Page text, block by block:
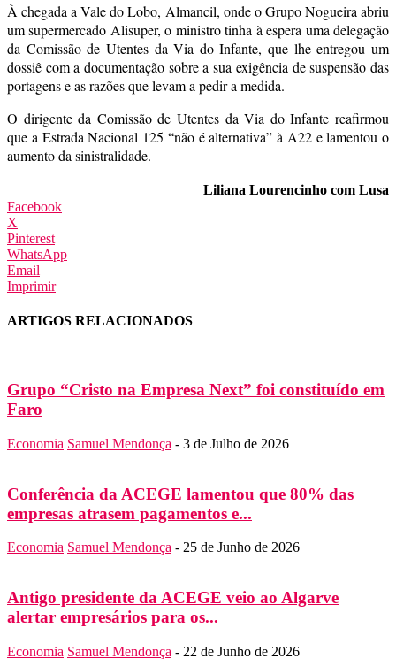
À chegada a Vale do Lobo, Almancil, onde o Grupo Nogueira abriu
um supermercado Alisuper, o ministro tinha à espera uma delegação
da Comissão de Utentes da Via do Infante, que lhe entregou um
dossiê com a documentação sobre a sua exigência de suspensão das
portagens e as razões que levam a pedir a medida.
O dirigente da Comissão de Utentes da Via do Infante reafirmou
que a Estrada Nacional 125 “não é alternativa” à A22 e lamentou o
aumento da sinistralidade.
Liliana Lourencinho com Lusa
Facebook
X
Pinterest
WhatsApp
Email
Imprimir
ARTIGOS RELACIONADOS
Grupo “Cristo na Empresa Next” foi constituído em
Faro
Economia Samuel Mendonça - 3 de Julho de 2026
Conferência da ACEGE lamentou que 80% das
empresas atrasem pagamentos e...
Economia Samuel Mendonça - 25 de Junho de 2026
Antigo presidente da ACEGE veio ao Algarve
alertar empresários para os...
Economia Samuel Mendonça - 22 de Junho de 2026